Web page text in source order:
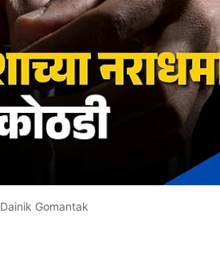
Dainik Gomantak